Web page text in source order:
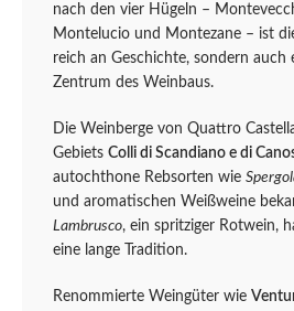
nach den vier Hügeln –
Montelucio und Montezane – ist
reich an Geschichte, sondern auch
Zentrum des Weinbaus.
Die Weinberge von Quattro
Gebiets Colli di Scandiano e di
autochthone Rebsorten wie
und aromatischen Weißweine
Lambrusco, ein spritziger Rotwein,
eine lange Tradition.
Renommierte Weingüter wie